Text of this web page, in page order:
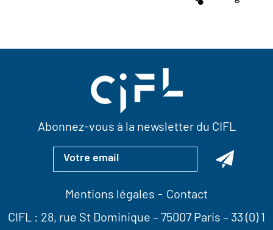
Abonnez-vous à la newsletter du CIFL
Mentions légales
Contact
CIFL : 28, rue St Dominique – 75007 Paris – 33 (0) 1